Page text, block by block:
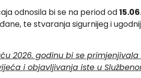
odnosila bi se na period od
te stvaranja sigurnijeg i
2026. godinu bi se
i objavljivanja iste u